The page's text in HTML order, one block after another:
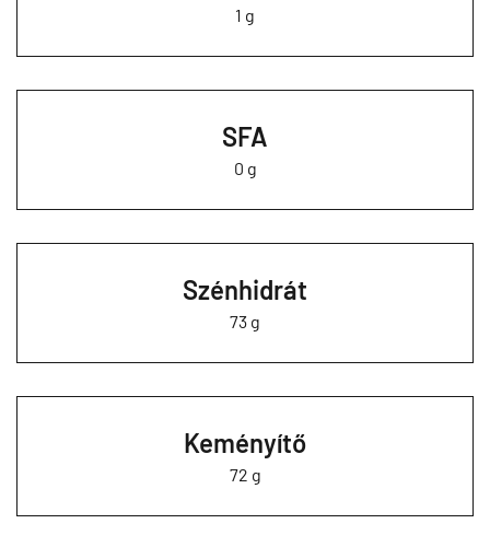
1 g
SFA
0 g
Szénhidrát
73 g
Keményítő
72 g